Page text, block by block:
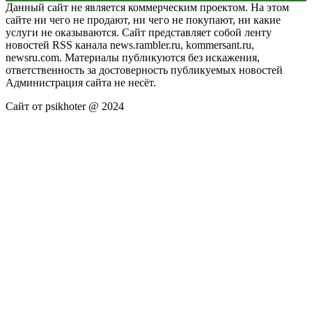
Данный сайт не является коммерческим проектом. На этом
сайте ни чего не продают, ни чего не покупают, ни какие
услуги не оказываются. Сайт представляет собой ленту
новостей RSS канала news.rambler.ru, kommersant.ru,
newsru.com. Материалы публикуются без искажения,
ответственность за достоверность публикуемых новостей
Администрация сайта не несёт.
Сайт от psikhoter @ 2024